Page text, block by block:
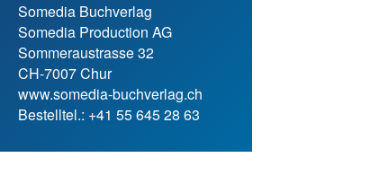
Somedia Buchverlag
Somedia Production AG
Sommeraustrasse 32
CH-7007 Chur
www.somedia-buchverlag.ch
Bestelltel.: +41 55 645 28 63